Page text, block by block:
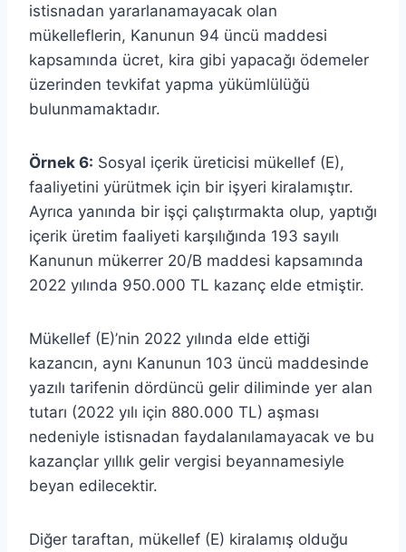
istisnadan yararlanamayacak olan
mükelleflerin, Kanunun 94 üncü maddesi
kapsamında ücret, kira gibi yapacağı ödemeler
üzerinden tevkifat yapma yükümlülüğü
bulunmamaktadır.
Örnek 6: Sosyal içerik üreticisi mükellef (E),
faaliyetini yürütmek için bir işyeri kiralamıştır.
Ayrıca yanında bir işçi çalıştırmakta olup, yaptığı
içerik üretim faaliyeti karşılığında 193 sayılı
Kanunun mükerrer 20/B maddesi kapsamında
2022 yılında 950.000 TL kazanç elde etmiştir.
Mükellef (E)’nin 2022 yılında elde ettiği
kazancın, aynı Kanunun 103 üncü maddesinde
yazılı tarifenin dördüncü gelir diliminde yer alan
tutarı (2022 yılı için 880.000 TL) aşması
nedeniyle istisnadan faydalanılamayacak ve bu
kazançlar yıllık gelir vergisi beyannamesiyle
beyan edilecektir.
Diğer taraftan, mükellef (E) kiralamış olduğu